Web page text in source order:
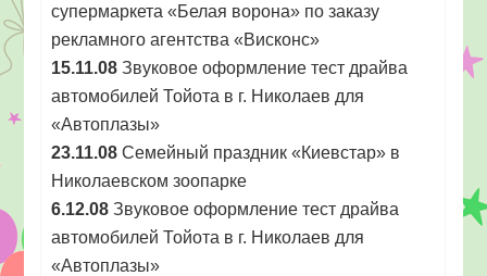
супермаркета «Белая ворона» по заказу
рекламного агентства «Висконс»
15.11.08Звуковое оформление тест драйва
автомобилей Тойота в г. Николаев для
«Автоплазы»
23.11.08Семейный праздник «Киевстар» в
Николаевском зоопарке
6.12.08Звуковое оформление тест драйва
автомобилей Тойота в г. Николаев для
«Автоплазы»